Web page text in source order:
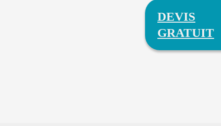
DEVIS
GRATUIT